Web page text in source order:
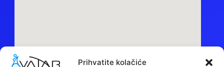
Prihvatite kolačiće